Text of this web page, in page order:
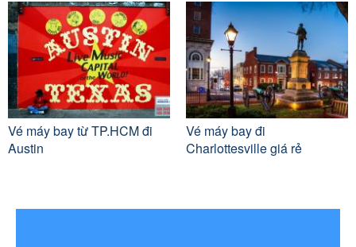
Vé máy bay từ TP.HCM đi
Austin
Vé máy bay đi
Charlottesville giá rẻ